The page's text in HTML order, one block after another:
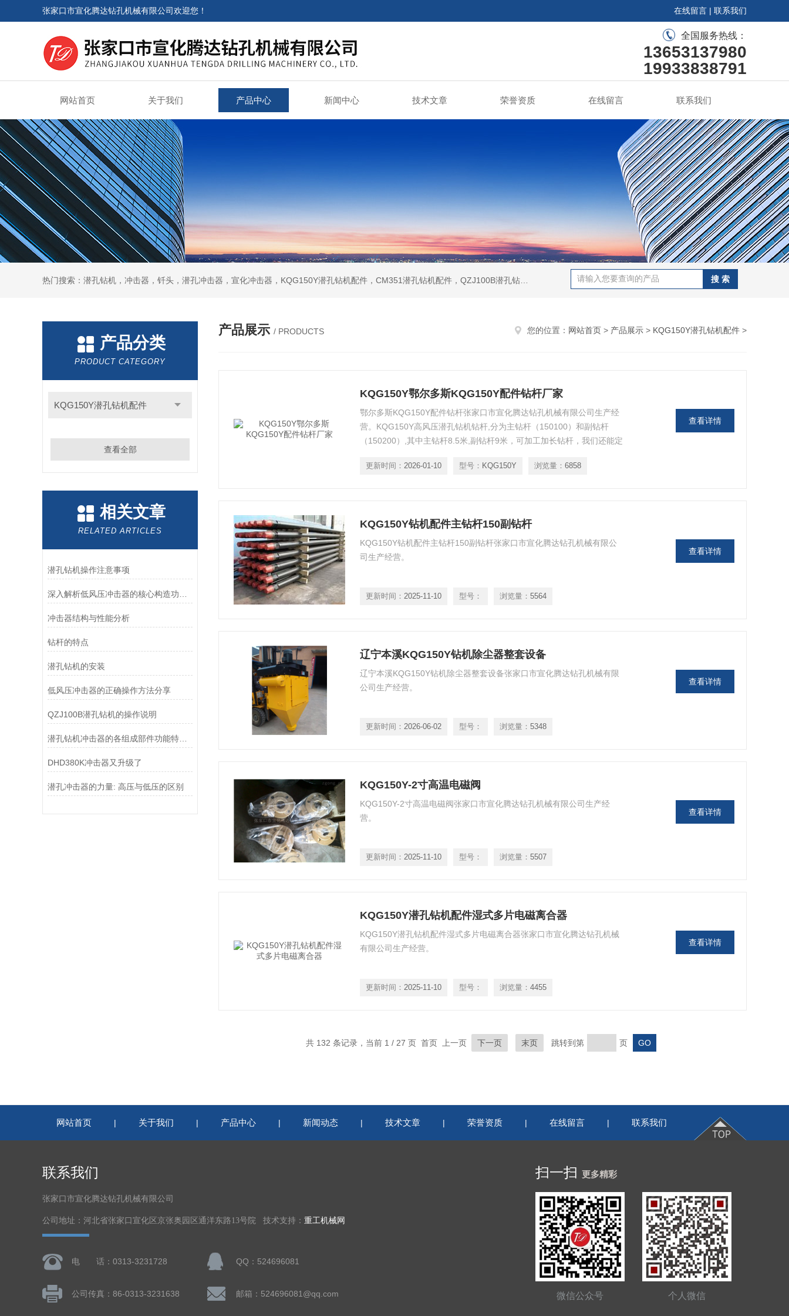
张家口市宣化腾达钻孔机械有限公司欢迎您！ 在线留言 | 联系我们
全国服务热线：
13653137980
19933838791
网站首页 关于我们 产品中心 新闻中心 技术文章 荣誉资质 在线留言 联系我们
产品分类
PRODUCT CATEGORY
KQG150Y潜孔钻机配件
查看全部
相关文章
RELATED ARTICLES
潜孔钻机操作注意事项
冲击器结构与性能分析
钻杆的特点
潜孔钻机的安装
低风压冲击器的正确操作方法分享
QZJ100B潜孔钻机的操作说明
潜孔钻机冲击器的各组成部件功能特点分享
DHD380K冲击器又升级了
潜孔冲击器的力量: 高压与低压的区别
产品展示 / PRODUCTS 您的位置： 网站首页 > 产品展示 > KQG150Y潜孔钻机配件 >
KQG150Y鄂尔多斯KQG150Y配件钻杆厂家
鄂尔多斯KQG150Y配件钻杆张家口市宣化腾达钻孔机械有限公司生产经
营。KQG150Y高风压潜孔钻机钻杆,分为主钻杆（150100）和副钻杆
（150200）,其中主钻杆8.5米,副钻杆9米，可加工加长钻杆，我们还能定
量保证！鄂尔多斯KQG150Y配件钻杆厂家
更新时间： 2026-01-10 型号： KQG150Y 浏览量： 6858
查看详情
KQG150Y钻机配件主钻杆150副钻杆
KQG150Y钻机配件主钻杆150副钻杆张家口市宣化腾达钻孔机械有限公
司生产经营。
更新时间： 2025-11-10 型号： 浏览量： 5564
查看详情
辽宁本溪KQG150Y钻机除尘器整套设备
辽宁本溪KQG150Y钻机除尘器整套设备张家口市宣化腾达钻孔机械有限
公司生产经营。
更新时间： 2026-06-02 型号： 浏览量： 5348
查看详情
KQG150Y-2寸高温电磁阀
KQG150Y-2寸高温电磁阀张家口市宣化腾达钻孔机械有限公司生产经
营。
更新时间： 2025-11-10 型号： 浏览量： 5507
查看详情
KQG150Y潜孔钻机配件湿式多片电磁离合器
KQG150Y潜孔钻机配件湿式多片电磁离合器张家口市宣化腾达钻孔机械
有限公司生产经营。
更新时间： 2025-11-10 型号： 浏览量： 4455
查看详情
共 132 条记录，当前 1 / 27 页 首页 上一页 下一页 末页 跳转到第 页
网站首页 | 关于我们 | 产品中心 | 新闻动态 | 技术文章 | 荣誉资质 | 在线留言 | 联系我们
联系我们
张家口市宣化腾达钻孔机械有限公司
公司地址：河北省张家口宣化区京张奥园区通洋东路13号院 技术支持： 重工机械网
电 话：0313-3231728 QQ：524696081
公司传真：86-0313-3231638 邮箱：524696081@qq.com
扫一扫 更多精彩
微信公众号 个人微信